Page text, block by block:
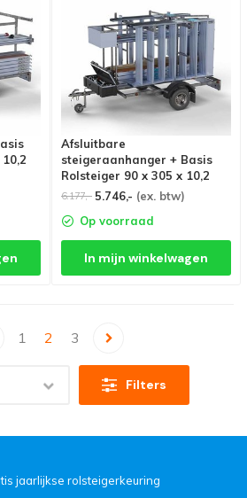
Afsluitbare
steigeraanhanger + Basis
Rolsteiger 90 x 305 x 10,2
meter
6.177,- 5.746,- (ex. btw)
Op voorraad
In mijn winkelwagen
1 2 3
Filters
jaarlijkse rolsteigerkeuring